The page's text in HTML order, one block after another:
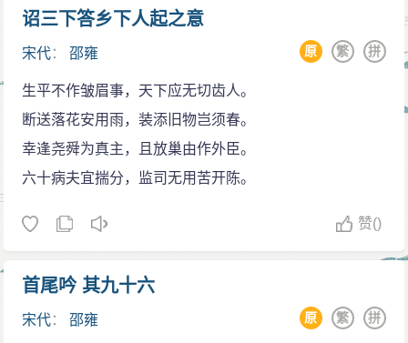
价值。近几十年来，学术界对于理学与文学关系的探讨
日益深化，诗歌总量冠居宋儒之首的邵雍作为理学诗创
作的典型个案受到了研究者的青睐，取得了丰硕的研究
成果。《伊川击壤集》在东亚文化圈内也有着非常广泛
的传播与影响，并且在日本和朝鲜都曾多次刊刻，现今
亦有朝鲜刊本与和刻本传世，虽然《伊川击壤集》不是
宋诗精神的创建，对于宋诗风貌的形成也具有重要的促
进作用，应该在文学史的书写中占有一定的地位。
易学成就
邵雍是两宋理学奠基人之一，邵雍的哲学思想受到
原。考察了西周的那些分封国的齐、鲁、宋、郑遗址，
时，他感叹道：“道在是矣！”自此便再没有出去游历了。
学易悟道
当时李之才（字挺之）为共城县令，听说邵雍好
学，便去见邵雍，并对邵雍说：“子亦闻物理性命之学
乎？”，意即“你知道宇宙万物周期发展过程的“物理”之学
书》，伏羲氏的八卦六十四卦图像。李之才所传授的这
些东西都是久远年代流传下来的，而邵雍探索其中深奥
诏三下答乡下人起之意
宋代：邵雍 拼
繁
原
生平不作皱眉事，天下应无切齿人。
断送落花安用雨，装添旧物岂须春。
幸逢尧舜为真主，且放巢由作外臣。
六十病夫宜揣分，监司无用苦开陈。
赞()
首尾吟 其九十六
宋代：邵雍 拼
繁
原